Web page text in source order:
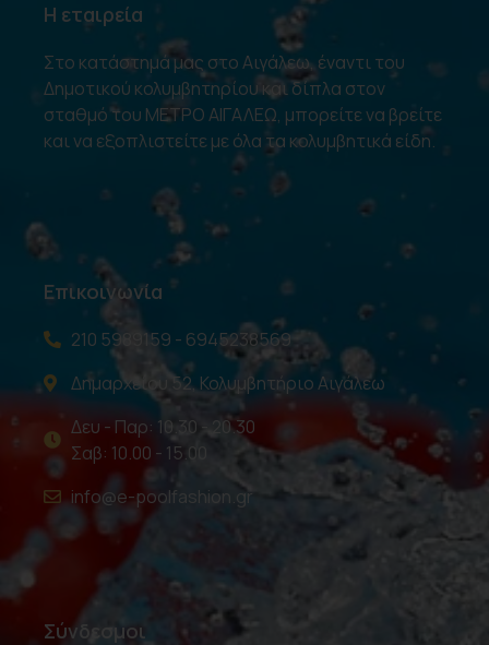
Η εταιρεία
Στο κατάστημά μας στο Αιγάλεω, έναντι του
Δημοτικού κολυμβητηρίου και δίπλα στον
σταθμό του ΜΕΤΡΟ ΑΙΓΑΛΕΩ, μπορείτε να βρείτε
και να εξοπλιστείτε με όλα τα κολυμβητικά είδη.
Επικοινωνία
210 5989159 - 6945238569
Δημαρχείου 52, Κολυμβητήριο Αιγάλεω
Δευ - Παρ: 10.30 - 20.30
Σαβ: 10.00 - 15.00
info@e-poolfashion.gr
Σύνδεσμοι